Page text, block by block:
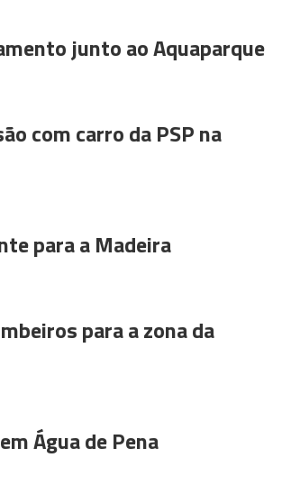
junto ao Aquaparque
com carro da PSP na
para a Madeira
para a zona da
Água de Pena